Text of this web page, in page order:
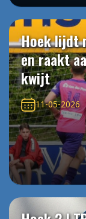
Hoek lijdt
en raakt
kwijt
11-05-2026